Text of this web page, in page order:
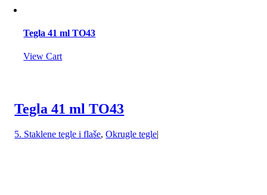
Tegla 41 ml TO43
View Cart
Tegla 41 ml TO43
5. Staklene tegle i flaše,Okrugle tegle|